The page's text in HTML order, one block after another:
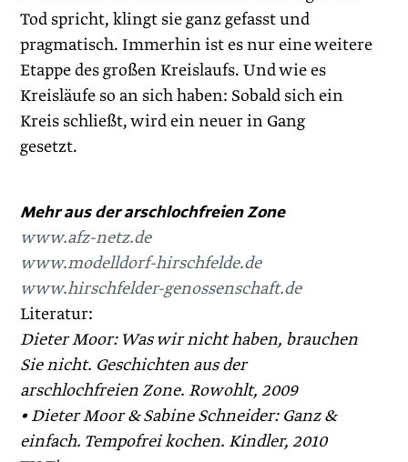
Tod spricht, klingt sie ganz gefasst und
pragmatisch. Immerhin ist es nur eine weitere
Etappe des großen Kreislaufs. Und wie es
Kreisläufe so an sich haben: ­Sobald sich ein
Kreis schließt, wird ein neuer in Gang
gesetzt.
Mehr aus der arschlochfreien Zone
www.afz-netz.de
www.modelldorf-hirschfelde.de
www.hirschfelder-genossenschaft.de
Literatur:
Dieter Moor: Was wir nicht haben, brauchen
Sie nicht. Geschichten aus der
arschlochfreien Zone. Rowohlt, 2009
• ­Dieter Moor & Sabine Schneider: Ganz &
einfach. Tempofrei kochen. Kindler, 2010